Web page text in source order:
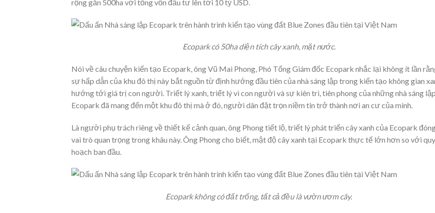
rộng gần 500ha với tổng vốn đầu tư lên tới 10 tỷ USD.
Ecopark có 50ha diện tích cây xanh, mặt nước.
Nói về câu chuyện kiến tạo Ecopark, ông Vũ Mai Phong, Phó Tổng Giám đốc Ecopark nhắc lại không ít lần
sự hấp dẫn của khu đô thị này bắt nguồn từ định hướng đầu tiên của nhà sáng lập trong kiến tạo không gian
hướng tới giá trị con người. Triết lý xanh, triết lý vì con người và sự kiên trì, tiên phong của những nhà sáng lập
Ecopark đã mang đến một khu đô thị mà ở đó, người dân đặt trọn niềm tin trở thành nơi an cư của mình.
Là người phụ trách riêng về thiết kế cảnh quan, ông Phong tiết lộ, triết lý phát triển cây xanh của Ecopark
vai trò quan trọng trong khâu này. Ông Phong cho biết, mật độ cây xanh tại Ecopark thực tế lớn hơn so với quy
hoạch ban đầu.
Ecopark không có đất trống, tất cả đều là vườn ươm cây.